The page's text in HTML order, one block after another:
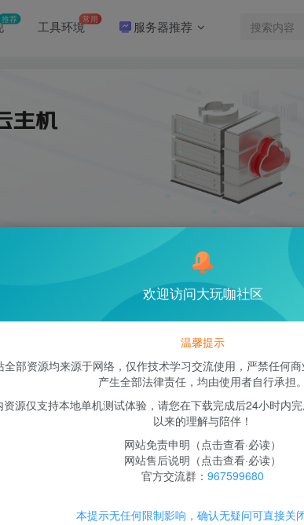
推荐 工具环境常用 服务器推荐
以下用户组可查看
限时超会玩及以上会员
欢迎访问大玩咖社区
温馨提示
全部资源均来源于网络，仅作技术学习交流使用，严禁任何
产生全部法律责任，均由使用者自行承担。
资源仅支持本地单机测试体验，请您在下载完成后24小时内
以来的理解与陪伴！
网站免责申明（点击查看·必读）
网站售后说明（点击查看·必读）
官方交流群： 967599680
本提示无任何限制影响，确认无疑问可直接关